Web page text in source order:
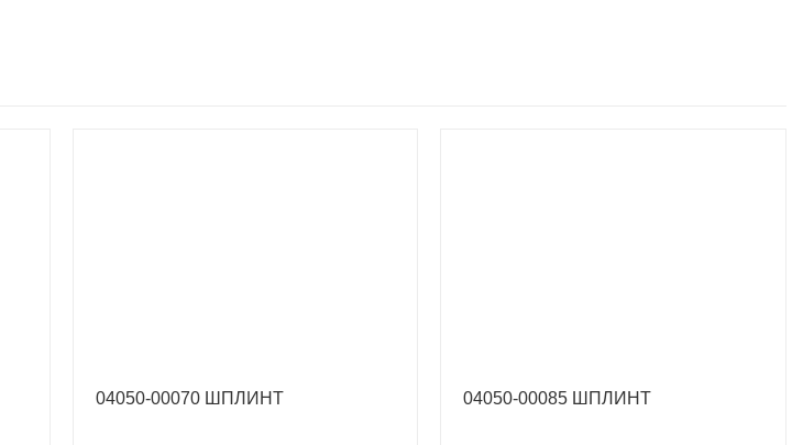
04050-00070 ШПЛИНТ 04050-00085 ШПЛИНТ